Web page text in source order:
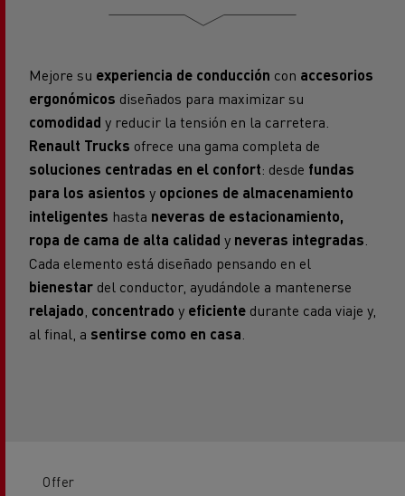
Mejore su experiencia de conducción con accesorios
ergonómicos diseñados para maximizar su
comodidad y reducir la tensión en la carretera.
Renault Trucks ofrece una gama completa de
soluciones centradas en el confort: desde fundas
para los asientos y opciones de almacenamiento
inteligentes hasta neveras de estacionamiento,
ropa de cama de alta calidad y neveras integradas
Cada elemento está diseñado pensando en el
bienestar del conductor, ayudándole a mantenerse
relajado concentrado y eficiente durante cada viaje y,
al final, a sentirse como en casa
Offer